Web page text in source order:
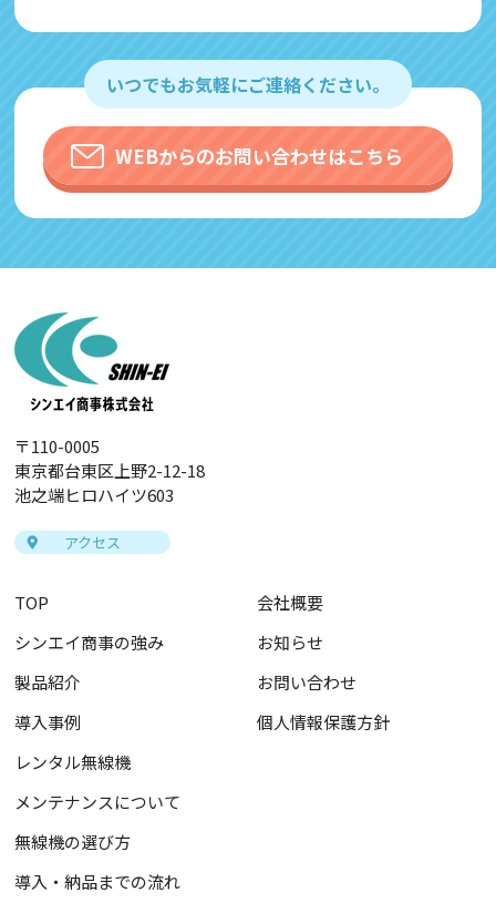
いつでもお気軽にご連絡ください。
WEBからのお問い合わせはこちら
〒110-0005
東京都台東区上野2-12-18
池之端ヒロハイツ603
アクセス
TOP
シンエイ商事の強み
製品紹介
導入事例
レンタル無線機
メンテナンスについて
無線機の選び方
導入・納品までの流れ
会社概要
お知らせ
お問い合わせ
個人情報保護方針